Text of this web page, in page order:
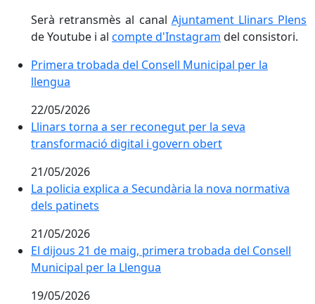
Serà retransmès al canal Ajuntament Llinars Plens
de Youtube i al compte d'Instagram del consistori.
Primera trobada del Consell Municipal per la llengua
Primera trobada del Consell Municipal per la
llengua
22/05/2026
Llinars torna a ser reconegut per la seva
Llinars torna a ser reconegut per la seva
transformació digital i govern obert
21/05/2026
La policia explica a Secundària la nova normativa
La policia explica a Secundària la nova normativa
dels patinets
21/05/2026
El dijous 21 de maig, primera trobada del Consell
El dijous 21 de maig, primera trobada del Consell
Municipal per la Llengua
19/05/2026